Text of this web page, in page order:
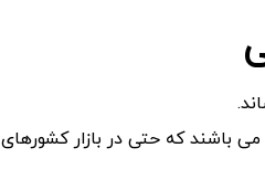
باشند که حتی در بازار کشورهای